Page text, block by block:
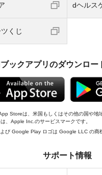
dヘルス
くじ
ックアプリのダウンロー
Storeは、米国もしくはその他の国や地
、Apple Inc.のサービスマークです。
び Google Play ロゴは Google LLC の商
サポート情報